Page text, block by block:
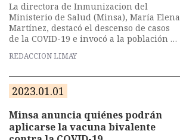
La directora de Inmunizacion del
Ministerio de Salud (Minsa), María Elena
Martínez, destacó el descenso de casos
de la COVID-19 e invocó a la población a
REDACCION LIMAY
2023.01.01
Minsa anuncia quiénes podrán
aplicarse la vacuna bivalente